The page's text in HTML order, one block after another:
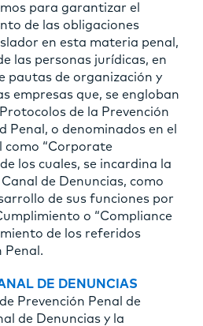
para garantizar el
de las obligaciones
en esta materia penal,
las personas jurídicas, en
pautas de organización y
empresas que, se engloban
de la Prevención
Penal, o denominados en el
“Corporate
los cuales, se incardina la
de Denuncias, como
de sus funciones por
o “Compliance
de los referidos
Penal.
DE DENUNCIAS
Prevención Penal de
de Denuncias y la